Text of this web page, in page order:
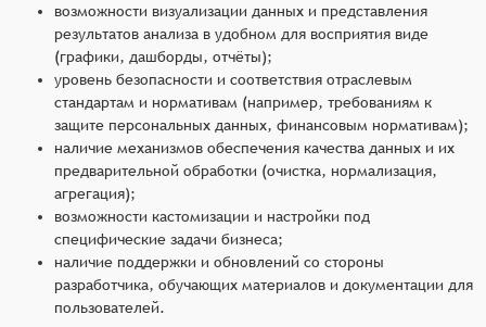
возможности визуализации данных и представления
результатов анализа в удобном для восприятия виде
(графики, дашборды, отчёты);
уровень безопасности и соответствия отраслевым
стандартам и нормативам (например, требованиям к
защите персональных данных, финансовым нормативам);
наличие механизмов обеспечения качества данных и их
предварительной обработки (очистка, нормализация,
агрегация);
возможности кастомизации и настройки под
специфические задачи бизнеса;
наличие поддержки и обновлений со стороны
разработчика, обучающих материалов и документации для
пользователей.